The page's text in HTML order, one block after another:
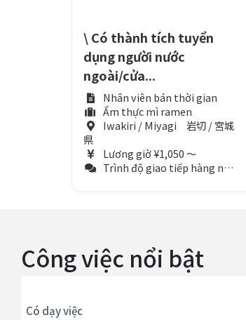
\ Có thành tích tuyển
dụng người nước
ngoài/cửa...
Nhân viên bán thời gian
Ẩm thực mì ramen
Iwakiri / Miyagi 岩切 / 宮城
県
Lương giờ ¥1,050 ～
Trình độ giao tiếp hàng ngày (Tương đương N3)
Công việc nổi bật
Có dạy việc